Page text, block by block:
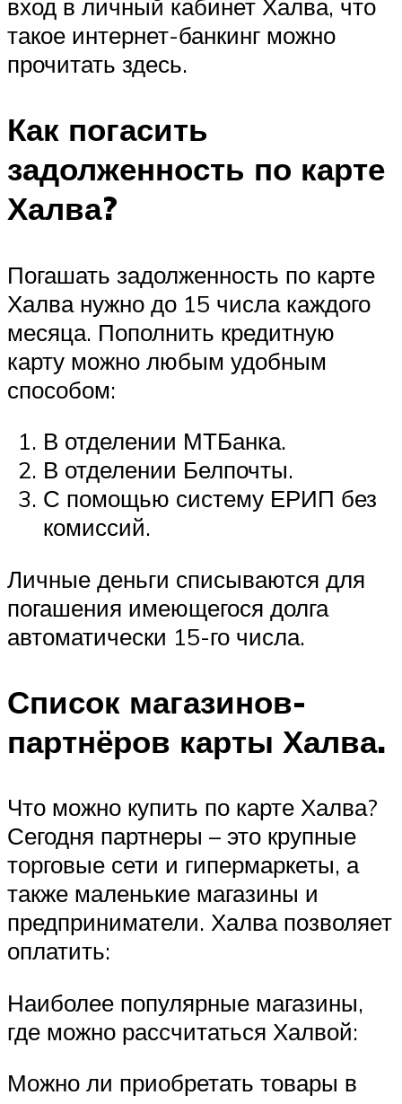
вход в личный кабинет Халва, что
такое интернет-банкинг можно
прочитать здесь.
Как погасить
задолженность по карте
Халва?
Погашать задолженность по карте
Халва нужно до 15 числа каждого
месяца. Пополнить кредитную
карту можно любым удобным
способом:
В отделении МТБанка.
В отделении Белпочты.
С помощью систему ЕРИП без
комиссий.
Личные деньги списываются для
погашения имеющегося долга
автоматически 15-го числа.
Список магазинов-
партнёров карты Халва.
Что можно купить по карте Халва?
Сегодня партнеры – это крупные
торговые сети и гипермаркеты, а
также маленькие магазины и
предприниматели. Халва позволяет
оплатить:
Наиболее популярные магазины,
где можно рассчитаться Халвой:
Можно ли приобретать товары в